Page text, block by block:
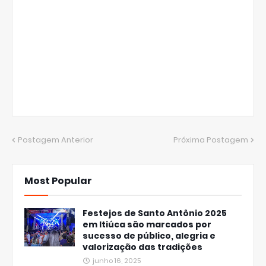
Postagem Anterior Próxima Postagem
Most Popular
Festejos de Santo Antônio 2025
em Itiúca são marcados por
sucesso de público, alegria e
valorização das tradições
junho 16, 2025